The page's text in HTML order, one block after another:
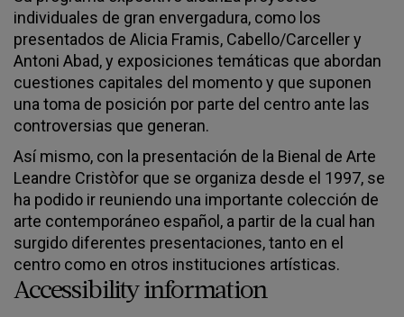
individuales de gran envergadura, como los
presentados de Alicia Framis, Cabello/Carceller y
Antoni Abad, y exposiciones temáticas que abordan
cuestiones capitales del momento y que suponen
una toma de posición por parte del centro ante las
controversias que generan.
Así mismo, con la presentación de la Bienal de Arte
Leandre Cristòfor que se organiza desde el 1997, se
ha podido ir reuniendo una importante colección de
arte contemporáneo español, a partir de la cual han
surgido diferentes presentaciones, tanto en el
centro como en otros instituciones artísticas.
Accessibility information